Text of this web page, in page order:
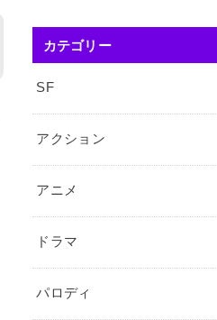
カテゴリー
SF
アクション
アニメ
ドラマ
パロディ